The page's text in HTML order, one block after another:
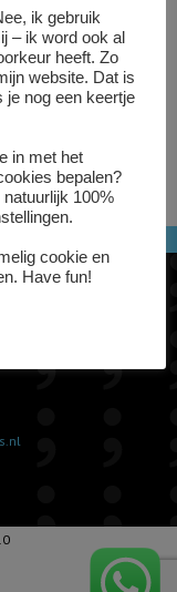
ik gebruik
– ik word ook al
heeft. Zo
website. Dat is
je nog een keertje
in met het
bepalen?
100%
cookie en
Have fun!